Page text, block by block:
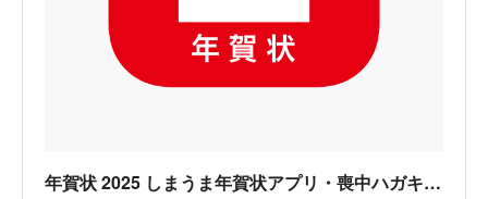
‎年賀状 2025 しまうま年賀状アプリ・喪中ハガキ／宛名印刷